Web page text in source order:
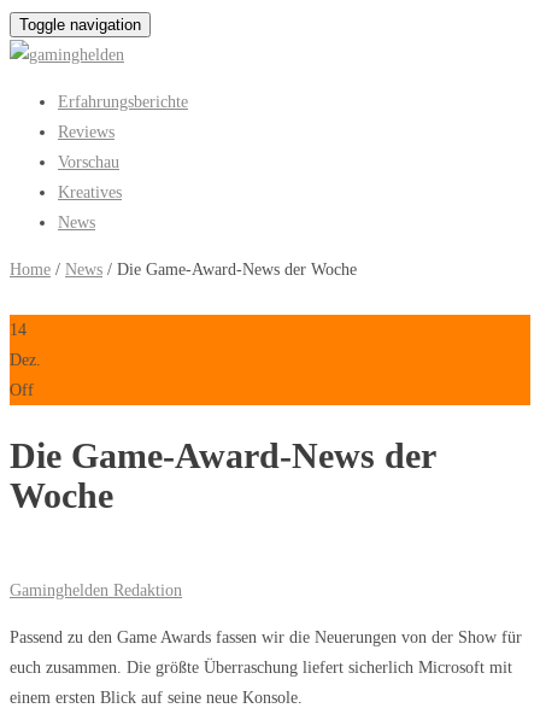
Toggle navigation
Erfahrungsberichte
Reviews
Vorschau
Kreatives
News
Home / News / Die Game-Award-News der Woche
14
Dez.
Off
Die Game-Award-News der
Woche
Gaminghelden Redaktion
Passend zu den Game Awards fassen wir die Neuerungen von der Show für
euch zusammen. Die größte Überraschung liefert sicherlich Microsoft mit
einem ersten Blick auf seine neue Konsole.